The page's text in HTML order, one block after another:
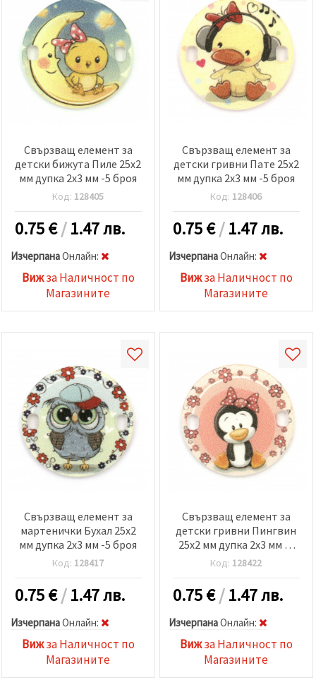
Свързващ елемент за
детски бижута Пиле 25x2
мм дупка 2x3 мм -5 броя
Код: 128405
0.75€/1.47 лв.
ИзчерпанаOнлайн:
Вижза Наличност по
Магазините
Свързващ елемент за
детски гривни Пате 25x2
мм дупка 2x3 мм -5 броя
Код: 128406
0.75€/1.47 лв.
ИзчерпанаOнлайн:
Вижза Наличност по
Магазините
Свързващ елемент за
мартенички Бухал 25x2
мм дупка 2x3 мм -5 броя
Код: 128417
0.75€/1.47 лв.
ИзчерпанаOнлайн:
Вижза Наличност по
Магазините
Свързващ елемент за
детски гривни Пингвин
25x2 мм дупка 2x3 мм -5
броя
Код: 128422
0.75€/1.47 лв.
ИзчерпанаOнлайн:
Вижза Наличност по
Магазините